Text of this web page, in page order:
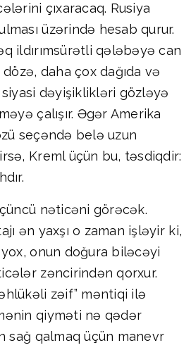
çıxaracaq. Rusiya
üzərində hesab qurur.
ildırımsürətli qələbəyə can
dözə, daha çox dağıda və
dəyişiklikləri gözləyə
çalışır. Əgər Amerika
seçəndə belə uzun
Kreml üçün bu, təsdiqdir:
nəticəni görəcək.
ən yaxşı o zaman işləyir ki,
onun doğura biləcəyi
zəncirindən qorxur.
zəif” məntiqi ilə
qiyməti nə qədər
sağ qalmaq üçün manevr